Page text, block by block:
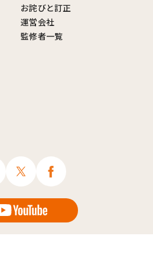
お詫びと訂正
運営会社
監修者一覧